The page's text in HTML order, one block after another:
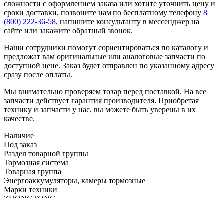
сложности с оформлением заказа или хотите уточнить цену и
сроки доставки, позвоните нам по бесплатному телефону 8
(800) 222-36-58, напишите консультанту в мессенджер на
сайте или закажите обратный звонок.
Наши сотрудники помогут сориентироваться по каталогу и
предложат вам оригинальные или аналоговые запчасти по
доступной цене. Заказ будет отправлен по указанному адресу
сразу после оплаты.
Мы внимательно проверяем товар перед поставкой. На все
запчасти действует гарантия производителя. Приобретая
технику и запчасти у нас, вы можете быть уверены в их
качестве.
Наличие
Под заказ
Раздел товарной группы
Тормозная система
Товарная группа
Энергоаккумуляторы, камеры тормозные
Марки техники